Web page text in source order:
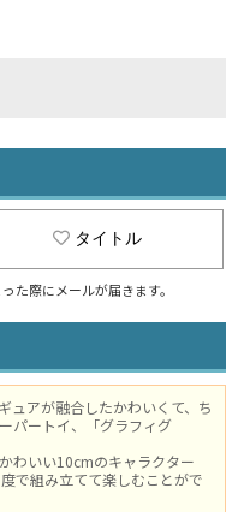
タイトル
た際にメールが届きます。
ュアが融合したかわいくて、ち
パートイ、「グラフィグ
わいい10cmのキャラクター
で組み立てて楽しむことがで